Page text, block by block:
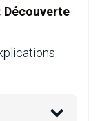
Découverte